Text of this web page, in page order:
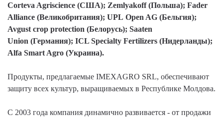
Corteva Agriscience (США); Zemlyakoff (Польша); Fader
Alliance (Великобритания); UPL Open AG (Бельгия);
Avgust crop protection (Белорусь); Saaten
Union (Германия); ICL Specialty Fertilizers (Нидерланды);
Alfa Smart Agro (Украина).
Продукты, предлагаемые IMEXAGRO SRL, обеспечивают
защиту всех культур, выращиваемых в Республике Молдова.
С 2003 года компания динамично развивается - от продажи